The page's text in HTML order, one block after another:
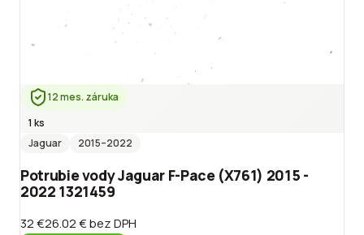
12 mes. záruka
1 ks
Jaguar
2015–2022
Potrubie vody Jaguar F-Pace (X761) 2015 -
2022 1321459
32 €26.02 €bez DPH